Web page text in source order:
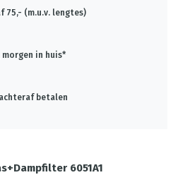
75,- (m.u.v. lengtes)
in huis*
betalen
6051A1